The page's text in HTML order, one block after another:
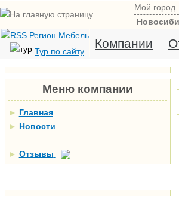
Мой город
Тур по сайту
Компании
Меню компании
► Главная
► Новости
► Отзывы